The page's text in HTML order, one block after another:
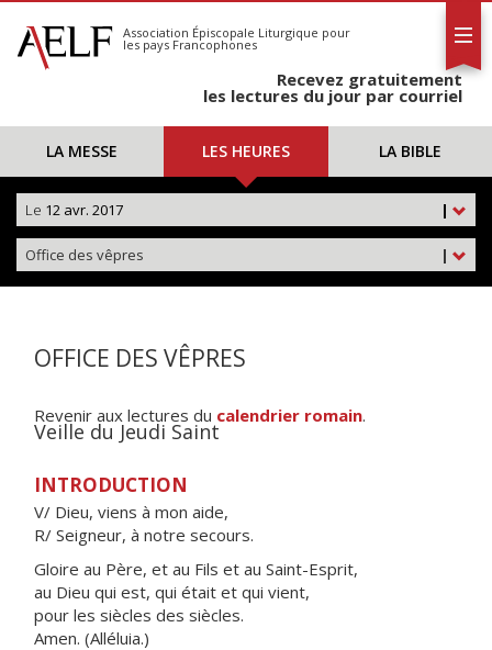
S'abonner
Calendrier
Association Épiscopale Liturgique pour
les pays Francophones
Recevez gratuitement
les lectures du jour par courriel
LA MESSE LES HEURES LA BIBLE
|
Le 12 avr. 2017
|
Office des vêpres
OFFICE DES VÊPRES
Revenir aux lectures du calendrier romain.
Veille du Jeudi Saint
INTRODUCTION
V/ Dieu, viens à mon aide,
R/ Seigneur, à notre secours.
Gloire au Père, et au Fils et au Saint-Esprit,
au Dieu qui est, qui était et qui vient,
pour les siècles des siècles.
Amen. (Alléluia.)